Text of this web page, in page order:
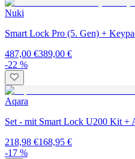
Nuki
Smart Lock Pro (5. Gen) +
487,00 €389,00 €
-22 %
Aqara
Set - mit Smart Lock U200 Kit +
218,98 €168,95 €
-17 %